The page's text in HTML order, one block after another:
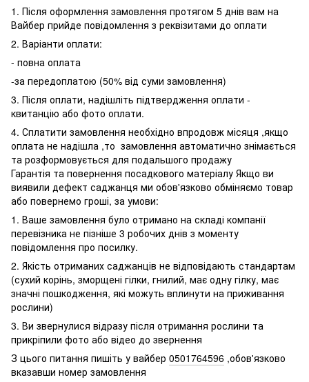
1. Після оформлення замовлення протягом 5 днів вам на
Вайбер прийде повідомлення з реквізитами до оплати
2. Варіанти оплати:
- повна оплата
-за передоплатою (50% від суми замовлення)
3. Після оплати, надішліть підтвердження оплати -
квитанцію або фото оплати.
4. Сплатити замовлення необхідно впродовж місяця ,якщо
оплата не надішла ,то замовлення автоматично знімається
та розформовується для подальшого продажу
Гарантія та повернення посадкового матеріалу Якщо ви
виявили дефект саджанця ми обов'язково обміняємо товар
або повернемо гроші, за умови:
1. Ваше замовлення було отримано на складі компанії
перевізника не пізніше 3 робочих днів з моменту
повідомлення про посилку.
2. Якість отриманих саджанців не відповідають стандартам
(сухий корінь, зморщені гілки, гнилий, має одну гілку, має
значні пошкодження, які можуть вплинути на приживання
рослини)
3. Ви звернулися відразу після отримання рослини та
прикріпили фото або відео до звернення
З цього питання пишіть у вайбер 0501764596 ,обов'язково
вказавши номер замовлення